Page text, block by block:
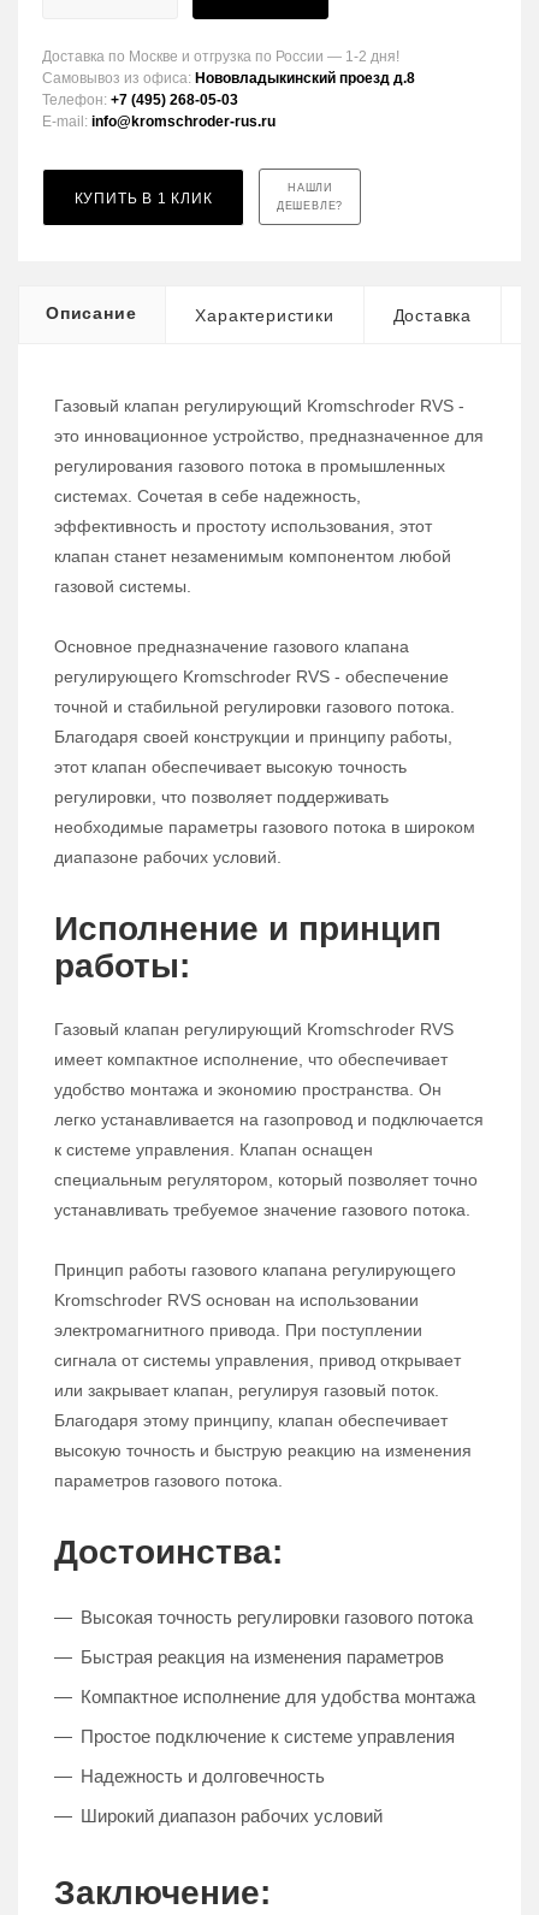
Доставка по Москве и отгрузка по России — 1-2 дня!
Самовывоз из офиса: Нововладыкинский проезд д.8
Телефон: +7 (495) 268-05-03
E-mail: info@kromschroder-rus.ru
КУПИТЬ В 1 КЛИК
НАШЛИ
ДЕШЕВЛЕ?
Описание Характеристики Доставка
Газовый клапан регулирующий Kromschroder RVS -
это инновационное устройство, предназначенное для
регулирования газового потока в промышленных
системах. Сочетая в себе надежность,
эффективность и простоту использования, этот
клапан станет незаменимым компонентом любой
газовой системы.
Основное предназначение газового клапана
регулирующего Kromschroder RVS - обеспечение
точной и стабильной регулировки газового потока.
Благодаря своей конструкции и принципу работы,
этот клапан обеспечивает высокую точность
регулировки, что позволяет поддерживать
необходимые параметры газового потока в широком
диапазоне рабочих условий.
Исполнение и принцип
работы:
Газовый клапан регулирующий Kromschroder RVS
имеет компактное исполнение, что обеспечивает
удобство монтажа и экономию пространства. Он
легко устанавливается на газопровод и подключается
к системе управления. Клапан оснащен
специальным регулятором, который позволяет точно
устанавливать требуемое значение газового потока.
Принцип работы газового клапана регулирующего
Kromschroder RVS основан на использовании
электромагнитного привода. При поступлении
сигнала от системы управления, привод открывает
или закрывает клапан, регулируя газовый поток.
Благодаря этому принципу, клапан обеспечивает
высокую точность и быструю реакцию на изменения
параметров газового потока.
Достоинства:
Высокая точность регулировки газового потока
Быстрая реакция на изменения параметров
Компактное исполнение для удобства монтажа
Простое подключение к системе управления
Надежность и долговечность
Широкий диапазон рабочих условий
Заключение: